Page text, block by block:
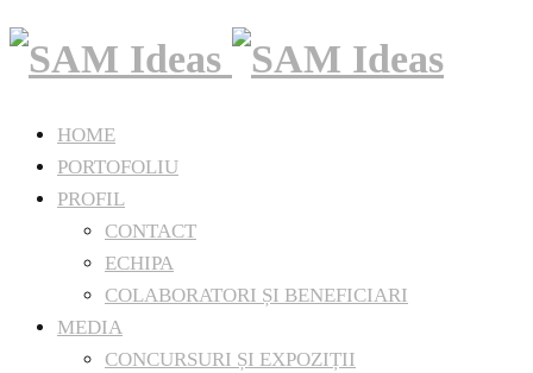
HOME
PORTOFOLIU
PROFIL
CONTACT
ECHIPA
COLABORATORI ȘI BENEFICIARI
MEDIA
CONCURSURI ȘI EXPOZIȚII